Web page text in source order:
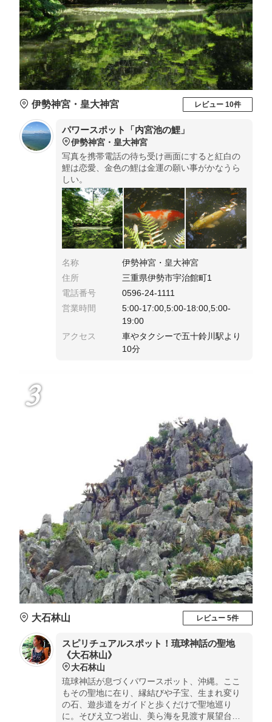
伊勢神宮・皇大神宮 レビュー 10件
パワースポット「内宮池の鯉」
伊勢神宮・皇大神宮
写真を携帯電話の待ち受け画面にすると紅白の
鯉は恋愛、金色の鯉は金運の願い事がかなうら
しい。
名称
伊勢神宮・皇大神宮
住所
三重県伊勢市宇治館町1
電話番号
0596-24-1111
営業時間
5:00-17:00,5:00-18:00,5:00-
19:00
アクセス
車やタクシーで五十鈴川駅より
10分
3
大石林山 レビュー 5件
スピリチュアルスポット！琉球神話の聖地
《大石林山》
大石林山
琉球神話が息づくパワースポット、沖縄。ここ
もその聖地に在り、縁結びや子宝、生まれ変り
の石、遊歩道をガイドと歩くだけで聖地巡り
に。そびえ立つ岩山、美ら海を見渡す展望台…